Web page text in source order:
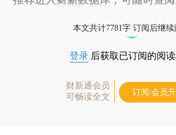
本文共计7781字 订阅后继
登录 后获取已订阅的阅
财新通会员
可畅读全文
订阅/会员